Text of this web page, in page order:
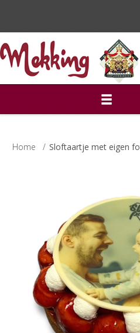
Home / Sloftaartje met eigen